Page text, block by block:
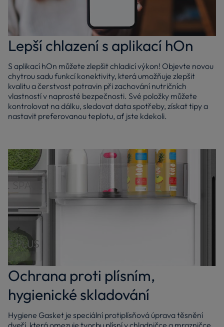
Lepší chlazení s aplikací hOn
S aplikací hOn můžete zlepšit chladicí výkon! Objevte novou
chytrou sadu funkcí konektivity, která umožňuje zlepšit
kvalitu a čerstvost potravin při zachování nutričních
vlastností v naprosté bezpečnosti. Své položky můžete
kontrolovat na dálku, sledovat data spotřeby, získat tipy a
nastavit preferovanou teplotu, ať jste kdekoli.
Ochrana proti plísním,
hygienické skladování
Hygiene Gasket je speciální protiplísňová úprava těsnění